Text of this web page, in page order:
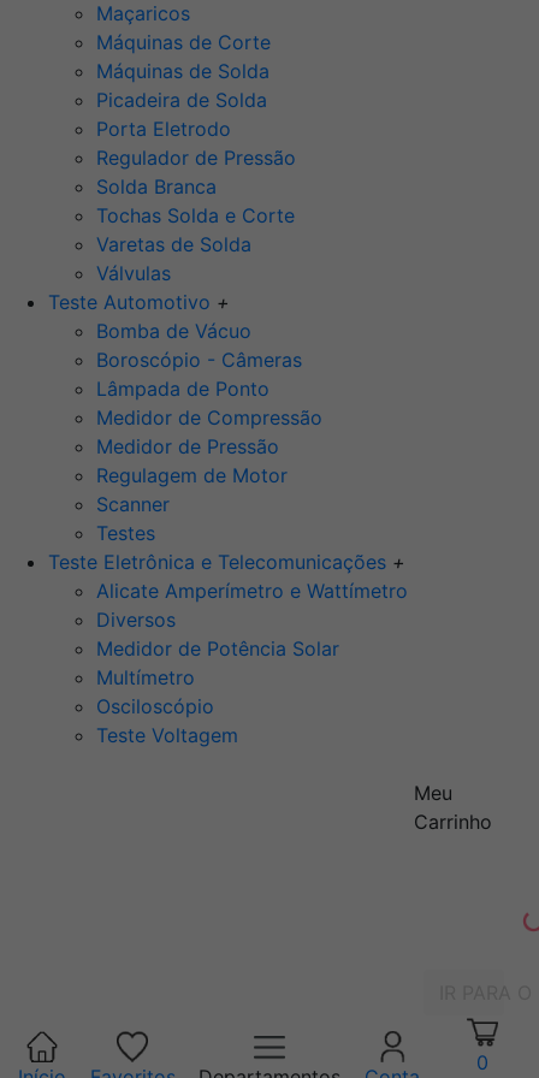
Maçaricos
Máquinas de Corte
Máquinas de Solda
Picadeira de Solda
Porta Eletrodo
Regulador de Pressão
Solda Branca
Tochas Solda e Corte
Varetas de Solda
Válvulas
Teste Automotivo +
Bomba de Vácuo
Boroscópio - Câmeras
Lâmpada de Ponto
Medidor de Compressão
Medidor de Pressão
Regulagem de Motor
Scanner
Testes
Teste Eletrônica e Telecomunicações +
Alicate Amperímetro e Wattímetro
Diversos
Medidor de Potência Solar
Multímetro
Osciloscópio
Teste Voltagem
Meu
Carrinho
0